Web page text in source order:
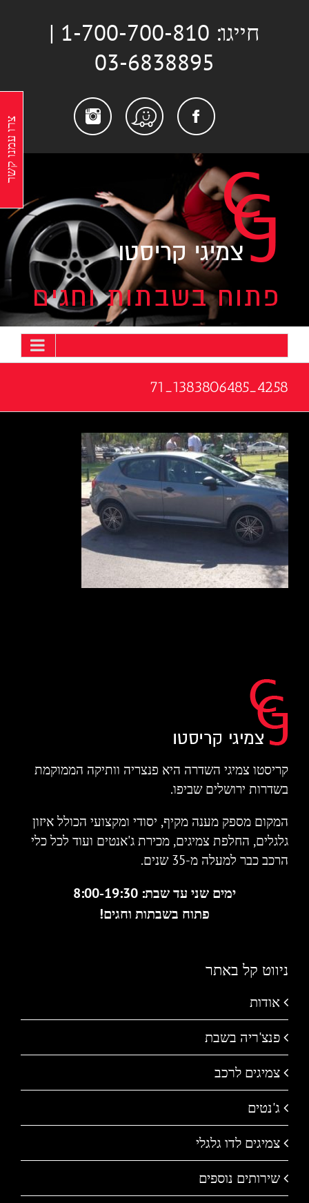
חייגו: 1-700-700-810 |
03-6838895
Facebook
Waze
4258_1383806485_71
קריסטו צמיגי השדרה היא פנצריה וותיקה הממוקמת
בשדרות ירושלים שביפו.
המקום מספק מענה מקיף, יסודי ומקצועי הכולל איזון
גלגלים, החלפת צמיגים, מכירת ג'אנטים ועוד לכל כלי
הרכב כבר למעלה מ-35 שנים.
ימים שני עד שבת: 8:00-19:30
פתוח בשבתות וחגים!
ניווט קל באתר
אודות
פנצ'ריה בשבת
צמיגים לרכב
ג'נטים
צמיגים לדו גלגלי
שירותים נוספים
צרו עמנו קשר